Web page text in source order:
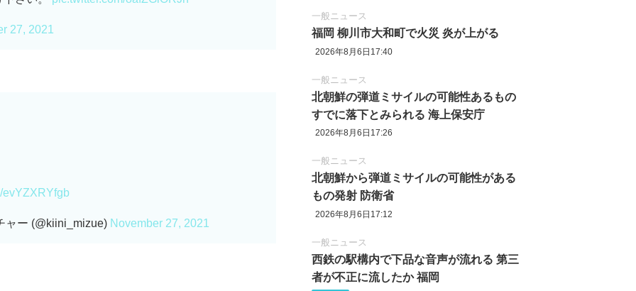
27, 2021
evYZXRYfgb
ー (@kiini_mizue) November 27, 2021
一般ニュース
福岡 柳川市大和町で火災 炎が上がる
2026年8月6日17:40
一般ニュース
北朝鮮の弾道ミサイルの可能性あるもの
すでに落下とみられる 海上保安庁
2026年8月6日17:26
一般ニュース
北朝鮮から弾道ミサイルの可能性がある
もの発射 防衛省
2026年8月6日17:12
一般ニュース
西鉄の駅構内で下品な音声が流れる 第三
者が不正に流したか 福岡